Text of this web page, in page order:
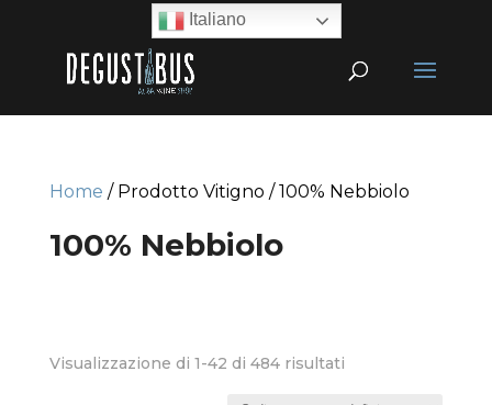
Home / Prodotto Vitigno / 100% Nebbiolo
100% Nebbiolo
Visualizzazione di 1-42 di 484 risultati
Italiano